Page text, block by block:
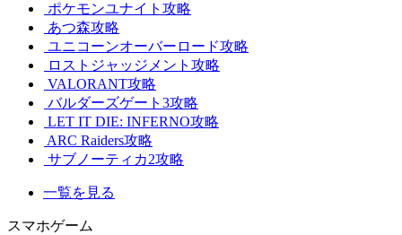
ポケモンユナイト攻略
あつ森攻略
ユニコーンオーバーロード攻略
ロストジャッジメント攻略
VALORANT攻略
バルダーズゲート3攻略
LET IT DIE: INFERNO攻略
ARC Raiders攻略
サブノーティカ2攻略
一覧を見る
スマホゲーム